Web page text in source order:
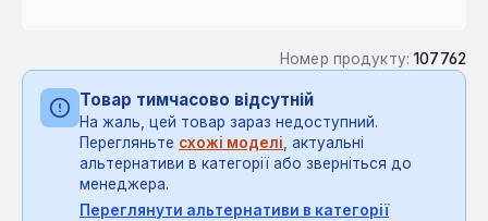
Номер продукту: 107762
Товар тимчасово відсутній
На жаль, цей товар зараз недоступний.
Перегляньте схожі моделі, актуальні
альтернативи в категорії або зверніться до
менеджера.
Переглянути альтернативи в категорії